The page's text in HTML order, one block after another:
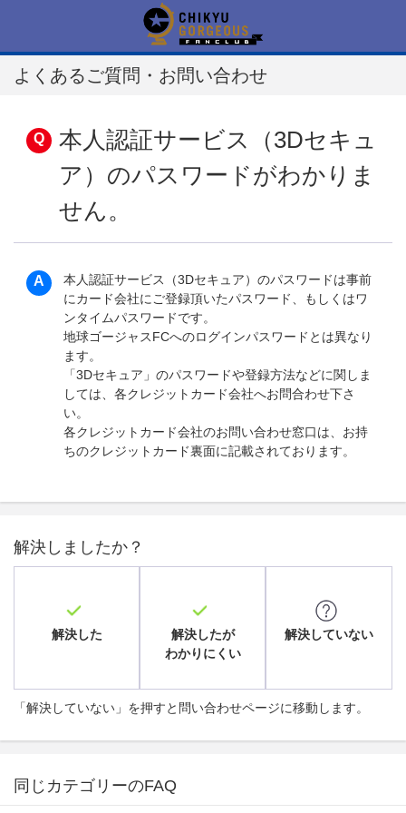
よくあるご質問・お問い合わせ
本人認証サービス（3Dセキュ
ア）のパスワードがわかりま
せん。
本人認証サービス（3Dセキュア）のパスワードは事前
にカード会社にご登録頂いたパスワード、もしくはワ
ンタイムパスワードです。
地球ゴージャスFCへのログインパスワードとは異なり
ます。
「3Dセキュア」のパスワードや登録方法などに関しま
しては、各クレジットカード会社へお問合わせ下さ
い。
各クレジットカード会社のお問い合わせ窓口は、お持
ちのクレジットカード裏面に記載されております。
解決しましたか？
解決した
解決したが
わかりにくい
解決していない
「解決していない」を押すと問い合わせページに移動します。
同じカテゴリーのFAQ